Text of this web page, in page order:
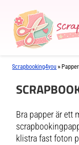
Scrapbooking4you » Papper
Bra papper är ett
klistra fast foton